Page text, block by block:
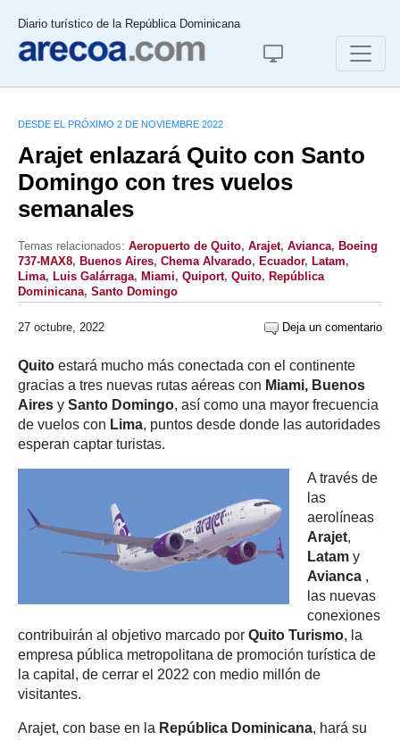
Diario turístico de la República Dominicana
DESDE EL PRÓXIMO 2 DE NOVIEMBRE 2022
Arajet enlazará Quito con Santo
Domingo con tres vuelos
semanales
Temas relacionados: Aeropuerto de Quito, Arajet, Avianca, Boeing
737-MAX8, Buenos Aires, Chema Alvarado, Ecuador, Latam,
Lima, Luis Galárraga, Miami, Quiport, Quito, República
Dominicana, Santo Domingo
27 octubre, 2022 Deja un comentario
Quito estará mucho más conectada con el continente
gracias a tres nuevas rutas aéreas con Miami, Buenos
Aires y Santo Domingo, así como una mayor frecuencia
de vuelos con Lima, puntos desde donde las autoridades
esperan captar turistas.
A través de
las
aerolíneas
Arajet,
Latam y
Avianca ,
las nuevas
conexiones
contribuirán al objetivo marcado por Quito Turismo, la
empresa pública metropolitana de promoción turística de
la capital, de cerrar el 2022 con medio millón de
visitantes.
Arajet, con base en la República Dominicana, hará su